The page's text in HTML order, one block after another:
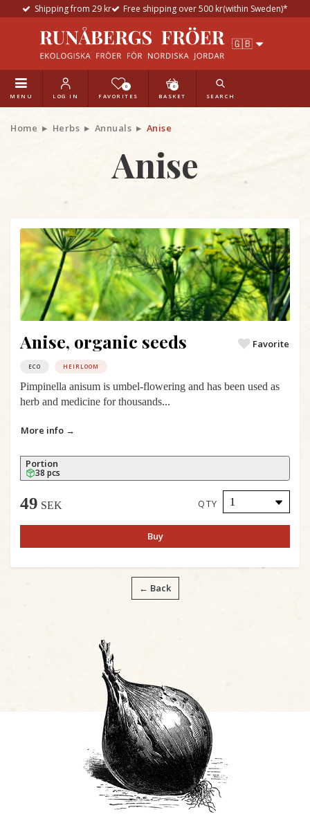
Shipping from 29 kr Free shipping over 500 kr(within Sweden)*
MENU LOG IN
0
FAVORITES
0
BASKET SEARCH
Home Herbs Annuals Anise
Anise
Anise, organic seeds Favorite
ECO HEIRLOOM
Pimpinella anisum is umbel-flowering and has been used as
herb and medicine for thousands...
More info →
Portion
38 pcs
49 SEK QTY
Buy
← Back